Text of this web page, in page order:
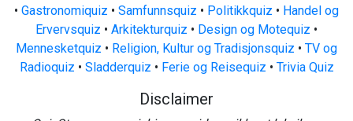
• Gastronomiquiz • Samfunnsquiz • Politikkquiz • Handel og
Ervervsquiz • Arkitekturquiz • Design og Motequiz •
Mennesketquiz • Religion, Kultur og Tradisjonsquiz • TV og
Radioquiz • Sladderquiz • Ferie og Reisequiz • Trivia Quiz
Disclaimer